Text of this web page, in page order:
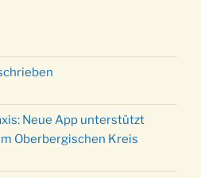
Brauchtum am
Hof um 17:00 Uhr
Ev. Gemeindehaus von 10-
des Honterus Chors in
Uhr
mit Krippenspiel im Ev.
Neue App unterstützt
Oberbergischen Kreis